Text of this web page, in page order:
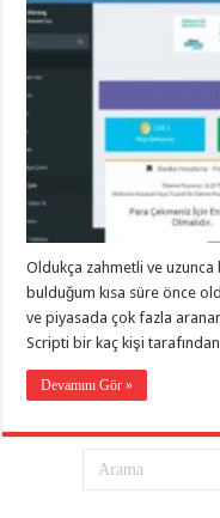
taşımacılık
gaziantep
taşımacılık
evden
taşımacılık
gaziantep
evden
taşımacılık
gaziantep
evden
taşımacılık,
gaziantep
taşımacılık,
gaziantep
evden
taşımacılık,
Oldukça zahmetli ve
bulduğum kısa süre önce
ve piyasada çok fazla
Scripti bir kaç kişi
Devamını Gör »